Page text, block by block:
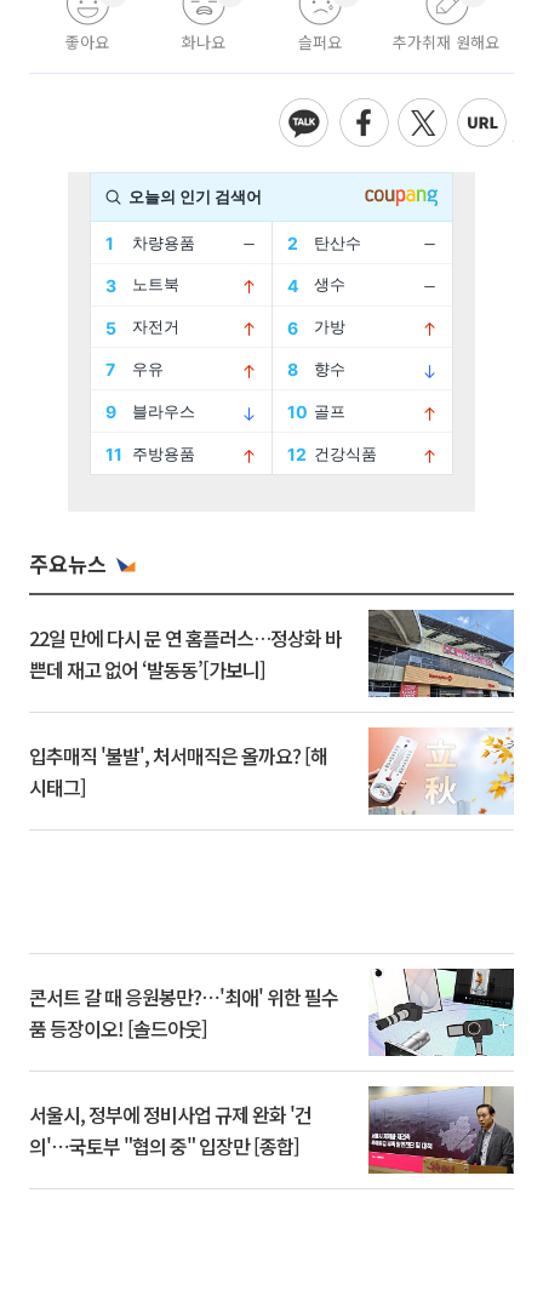
좋아요 화나요 슬퍼요 추가취재 원해요
주요뉴스
22일 만에 다시 문 연 홈플러스…정상화 바
쁜데 재고 없어 ‘발동동’[가보니]
입추매직 '불발', 처서매직은 올까요? [해
시태그]
콘서트 갈 때 응원봉만?⋯'최애' 위한 필수
품 등장이오! [솔드아웃]
서울시, 정부에 정비사업 규제 완화 '건
의'⋯국토부 "협의 중" 입장만 [종합]